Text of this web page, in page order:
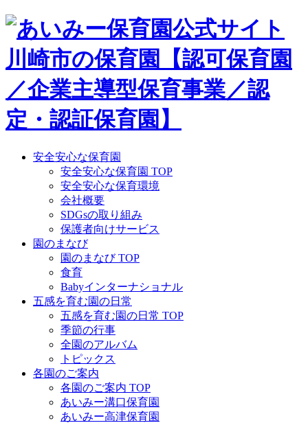
Skip
content
安全安心な保育園
安全安心な保育園 TOP
安全安心な保育環境
会社概要
SDGsの取り組み
保護者向けサービス
園のまなび
園のまなび TOP
食育
Babyインターナショナル
五感を育む園の日常
五感を育む園の日常 TOP
季節の行事
全園のアルバム
トピックス
各園のご案内
各園のご案内 TOP
あいみー溝口保育園
あいみー高津保育園